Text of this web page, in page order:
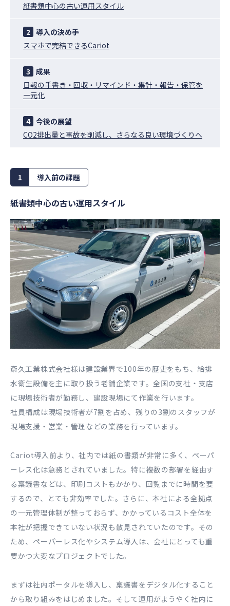
紙書類中心の古い運用スタイル
2 導入の決め手
スマホで完結できるCariot
3 成果
日報の手書き・回収・リマインド・集計・報告・保管を
一元化
4 今後の展望
CO2排出量と事故を削減し、さらなる良い環境づくりへ
1 導入前の課題
紙書類中心の古い運用スタイル
斎久工業株式会社様は建設業界で100年の歴史をもち、給排
水衛生設備を主に取り扱う老舗企業です。全国の支社・支店
に現場技術者が勤務し、建設現場にて作業を行います。
社員構成は現場技術者が7割を占め、残りの3割のスタッフが
現場支援・営業・管理などの業務を行っています。
Cariot導入前より、社内では紙の書類が非常に多く、ペーパ
ーレス化は急務とされていました。特に複数の部署を経由す
る稟議書などは、印刷コストもかかり、回覧までに時間を要
するので、とても非効率でした。さらに、本社による全拠点
の一元管理体制が整っておらず、かかっているコスト全体を
本社が把握できていない状況も散見されていたのです。その
ため、ペーパーレス化やシステム導入は、会社にとっても重
要かつ大変なプロジェクトでした。
まずは社内ポータルを導入し、稟議書をデジタル化すること
から取り組みをはじめました。そして運用がようやく社内に